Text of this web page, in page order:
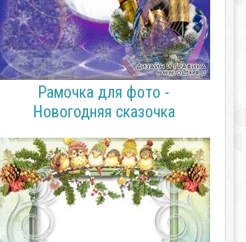
Рамочка для фото -
Новогодняя сказочка